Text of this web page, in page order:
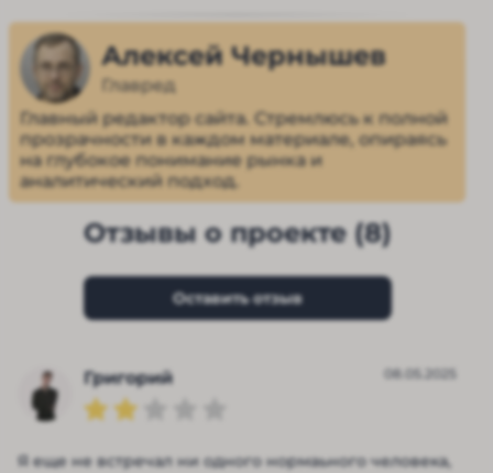
Алексей Чернышев
Главред
Главный редактор сайта. Стремлюсь к полной
прозрачности в каждом материале, опираясь
на глубокое понимание рынка и
аналитический подход.
Отзывы о проекте (8)
Оставить отзыв
Григорий 08.05.2025
Я еще не встречал ни одного нормаьного человека,